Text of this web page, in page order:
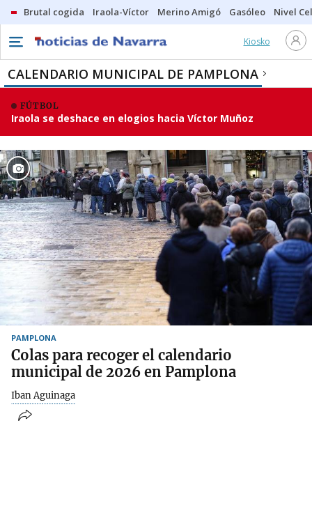
Brutal cogida Iraola-Víctor Merino Amigó Gasóleo Nivel
Kiosko
CALENDARIO MUNICIPAL DE PAMPLONA
FÚTBOL
Iraola se deshace en elogios hacia Víctor Muñoz
PAMPLONA
Colas para recoger el calendario
municipal de 2026 en Pamplona
Iban Aguinaga